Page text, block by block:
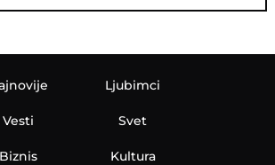
Vesti
Biznis
Ljubimci
Svet
Kultura